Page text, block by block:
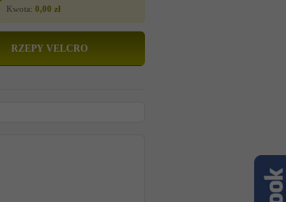
Kwota: 0,00 zł
RZEPY VELCRO